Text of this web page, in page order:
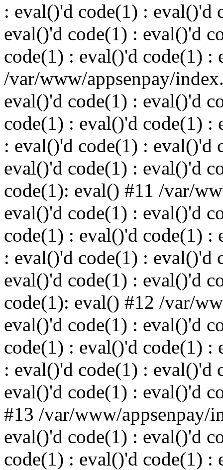
: eval()'d code(1) : eval()'d
eval()'d code(1) : eval()'d
code(1) : eval()'d code(1) :
/var/www/appsenpay/
eval()'d code(1) : eval()'d
code(1) : eval()'d code(1) :
: eval()'d code(1) : eval()'d
eval()'d code(1) : eval()'d
code(1): eval() #11 /var/
eval()'d code(1) : eval()'d
code(1) : eval()'d code(1) :
: eval()'d code(1) : eval()'d
eval()'d code(1) : eval()'d
code(1): eval() #12 /var/
eval()'d code(1) : eval()'d
code(1) : eval()'d code(1) :
: eval()'d code(1) : eval()'d
eval()'d code(1) : eval()'d
#13 /var/www/appsenpay/
eval()'d code(1) : eval()'d
code(1) : eval()'d code(1) :